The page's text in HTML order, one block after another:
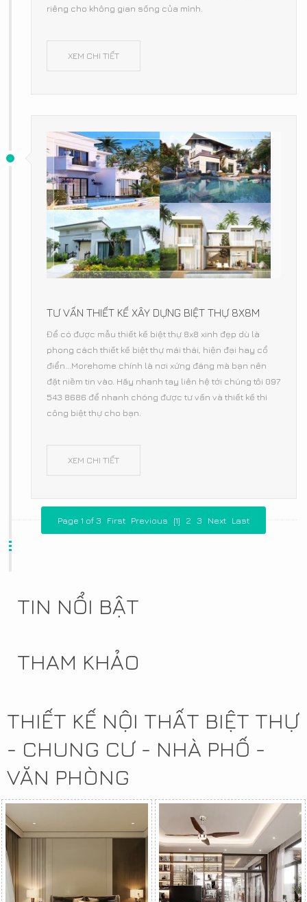
riêng cho không gian sống của mình.
XEM CHI TIẾT
TƯ VẤN THIẾT KẾ XÂY DỰNG BIỆT THỰ 8X8M
Để có được mẫu thiết kế biệt thự 8x8 xinh đẹp dù là
phong cách thiết kế biệt thự mái thái, hiện đại hay cổ
điển...Morehome chính là nơi xứng đáng mà bạn nên
đặt niềm tin vào. Hãy nhanh tay liên hệ tới chúng tôi 097
543 8686 để nhanh chóng được tư vấn và thiết kế thi
công biệt thự cho bạn.
XEM CHI TIẾT
Page 1 of 3 First Previous [1] 2 3 Next Last
TIN NỔI BẬT
THAM KHẢO
THIẾT KẾ NỘI THẤT BIỆT THỰ
- CHUNG CƯ - NHÀ PHỐ -
VĂN PHÒNG